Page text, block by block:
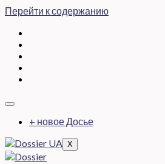
Перейти к содержанию
+ новое Досье
X